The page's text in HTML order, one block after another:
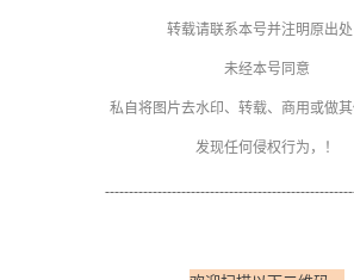
转载请联系本号并注明原出处
未经本号同意
私自将图片去水印、 转载、商用或做
发现任何侵权行为，！